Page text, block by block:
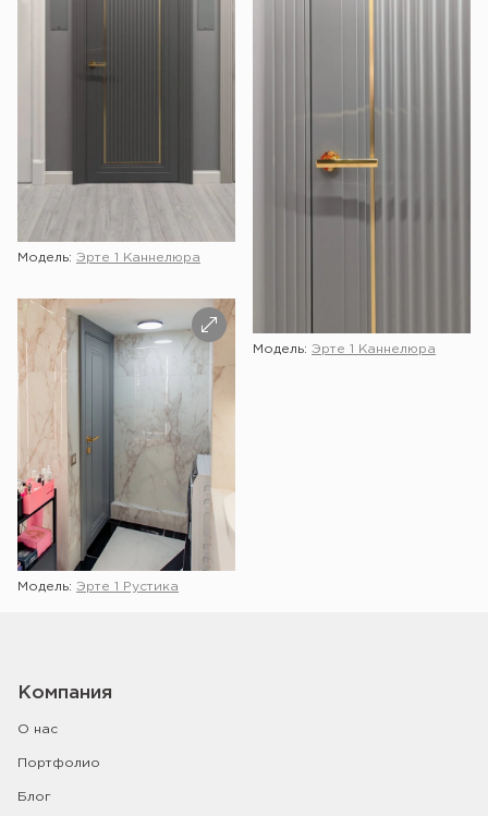
Модель: Эрте 1 Каннелюра
Модель: Эрте 1 Каннелюра
Модель: Эрте 1 Рустика
Компания
О нас
Портфолио
Блог